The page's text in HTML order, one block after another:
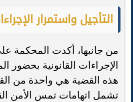
التأجيل واستمرار
من جانبها، أكدت المحكمة
الإجراءات القانونية بحضور
هذه القضية هي واحدة من
تشمل اتهامات تمس الأمن